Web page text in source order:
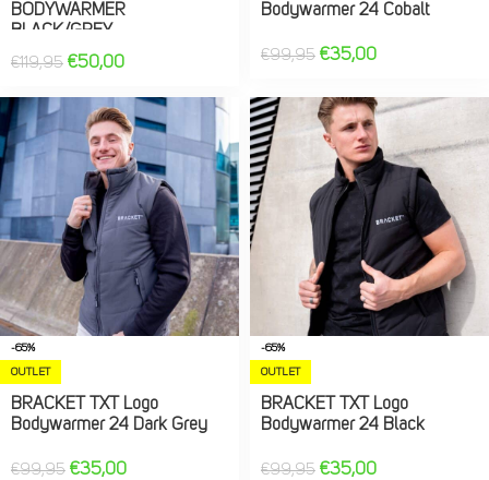
BODYWARMER
BLACK/GREY
€119,95 €50,00
Bodywarmer 24 Cobalt
€99,95 €35,00
-65%
OUTLET
BRACKET TXT Logo
Bodywarmer 24 Dark Grey
€99,95 €35,00
-65%
OUTLET
BRACKET TXT Logo
Bodywarmer 24 Black
€99,95 €35,00